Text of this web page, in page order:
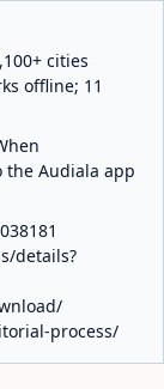
cities
offline; 11
the Audiala app
details?
process/